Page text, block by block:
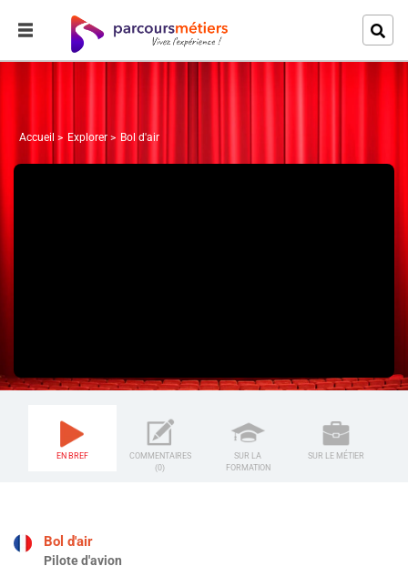
Accueil Explorer Bol d'air
EN BREF
COMMENTAIRES
(0)
SUR LA
FORMATION
SUR LE MÉTIER
Bol d'air
Pilote d'avion